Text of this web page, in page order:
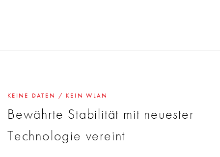
KEINE DATEN / KEIN WLAN
Bewährte Stabilität mit neuester
Technologie vereint